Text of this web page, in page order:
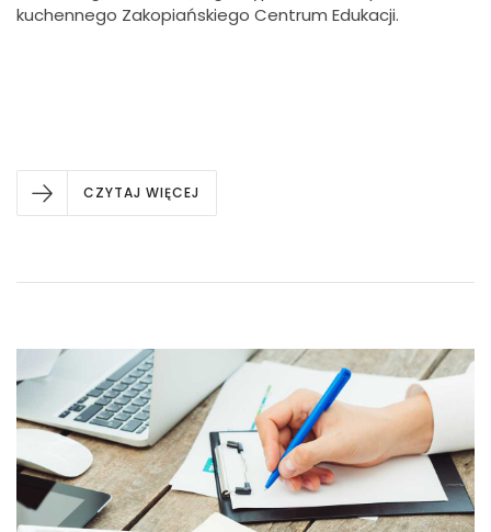
kuchennego Zakopiańskiego Centrum Edukacji.
CZYTAJ WIĘCEJ